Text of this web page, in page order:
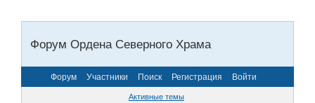
Форум Ордена Северного Храма
Форум Участники Поиск Регистрация Войти
Активные темы